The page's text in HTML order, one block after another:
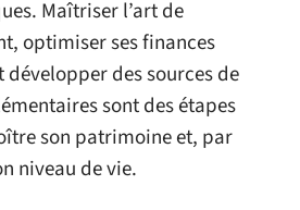
Maîtriser l’art de
optimiser ses finances
développer des sources de
sont des étapes
son patrimoine et, par
niveau de vie.